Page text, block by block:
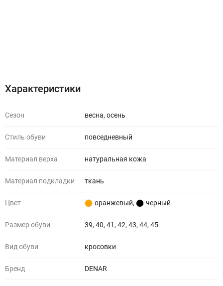
Характеристики
Сезон весна, осень
Стиль обуви повседневный
Материал верха натуральная кожа
Материал подкладки ткань
Цвет оранжевый, черный
Размер обуви 39, 40, 41, 42, 43, 44, 45
Вид обуви кросовки
Бренд DENAR